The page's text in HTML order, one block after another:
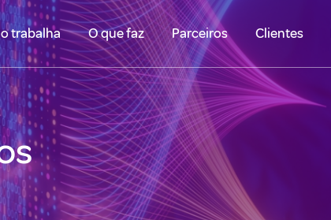
trabalha O que faz Parceiros Clientes